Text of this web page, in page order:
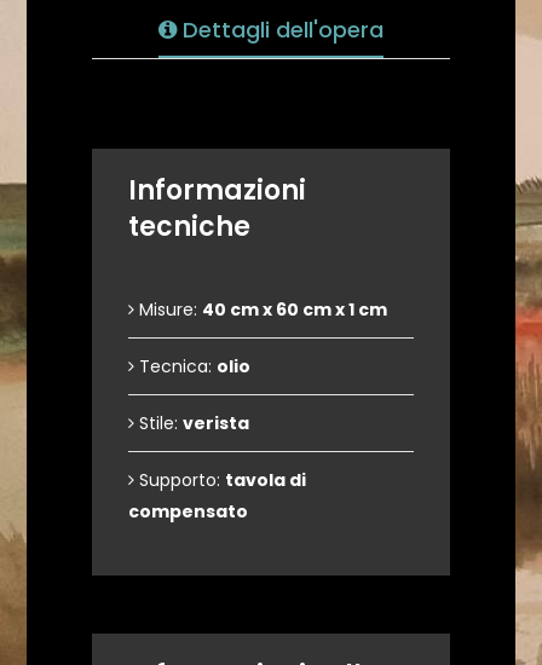
Dettagli dell'opera
Informazioni
tecniche
Misure: 40 cm x 60 cm x 1 cm
Tecnica: olio
Stile: verista
Supporto: tavola di
compensato